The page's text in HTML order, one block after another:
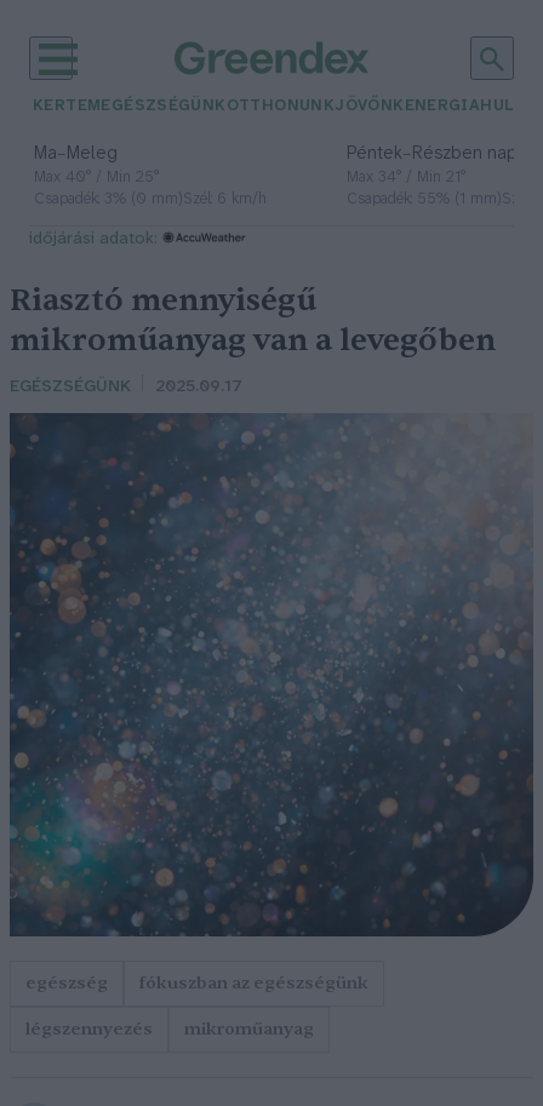
KERTEM EGÉSZSÉGÜNK OTTHONUNKJÖVŐNK ENERGIA
Ma– Meleg
Max 40° / Min 25°
Csapadék: 3% (0 mm)Szél: 6 km/h
Péntek– Részben
Max 34° / Min 21°
Csapadék: 55% (1 mm)Szél:
időjárási adatok:
Riasztó mennyiségű
mikroműanyag van a levegőben
EGÉSZSÉGÜNK 2025.09.17
egészség
fókuszban az egészségünk
légszennyezés
mikroműanyag